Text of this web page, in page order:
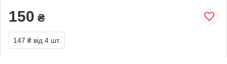
150 ₴
147 ₴ від 4 шт.